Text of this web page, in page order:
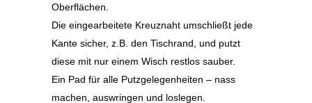
Oberflächen.
Die eingearbeitete Kreuznaht umschließt jede
Kante sicher, z.B. den Tischrand, und putzt
diese mit nur einem Wisch restlos sauber.
Ein Pad für alle Putzgelegenheiten – nass
machen, auswringen und loslegen.